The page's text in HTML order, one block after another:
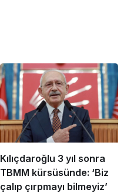
Kılıçdaroğlu 3 yıl sonra
TBMM kürsüsünde: ‘Biz
çalıp çırpmayı bilmeyiz’